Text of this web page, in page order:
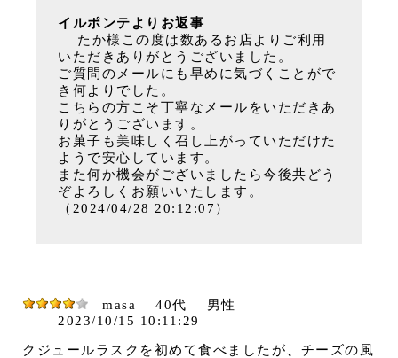
イルポンテよりお返事
たか様この度は数あるお店よりご利用
いただきありがとうございました。
ご質問のメールにも早めに気づくことがで
き何よりでした。
こちらの方こそ丁寧なメールをいただきあ
りがとうございます。
お菓子も美味しく召し上がっていただけた
ようで安心しています。
また何か機会がございましたら今後共どう
ぞよろしくお願いいたします。
（2024/04/28 20:12:07）
masa 40代
男性
2023/10/15 10:11:29
クジュールラスクを初めて食べましたが、チーズの風